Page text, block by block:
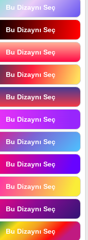
Bu Dizaynı Seç
Bu Dizaynı Seç
Bu Dizaynı Seç
Bu Dizaynı Seç
Bu Dizaynı Seç
Bu Dizaynı Seç
Bu Dizaynı Seç
Bu Dizaynı Seç
Bu Dizaynı Seç
Bu Dizaynı Seç
Bu Dizaynı Seç